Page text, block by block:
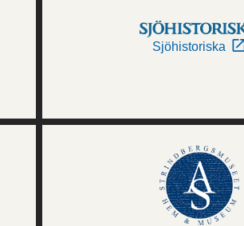
Sjöhistoriska